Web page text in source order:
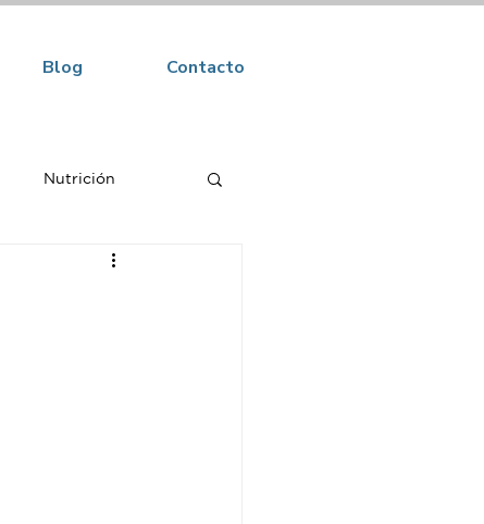
Blog Contacto
Nutrición